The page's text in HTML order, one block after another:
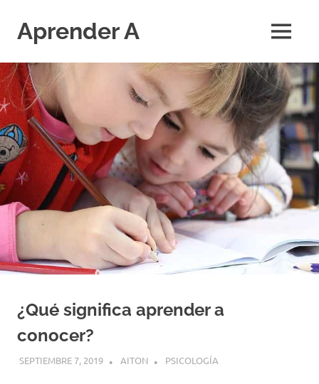
contenido
Aprender A
aprendizaje
más
divertido
MENÚ
¿Qué significa aprender a
conocer?
SEPTIEMBRE 7, 2019 AITON PSICOLOGÍA